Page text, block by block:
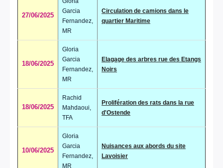
27/06/2025
Garcia
Fernandez,
MR
Circulation de camions dans le
quartier Maritime
18/06/2025
Gloria
Garcia
Fernandez,
MR
Elagage des arbres rue des Etangs
Noirs
18/06/2025
Rachid
Mahdaoui,
TFA
Prolifération des rats dans la rue
d'Ostende
10/06/2025
Gloria
Garcia
Fernandez,
MR
Nuisances aux abords du site
Lavoisier